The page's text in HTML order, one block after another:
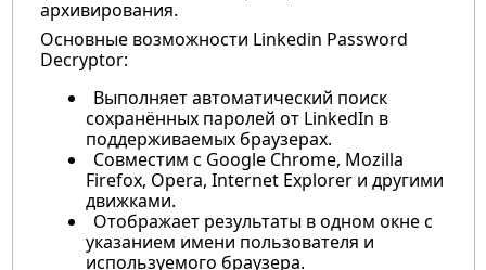
архивирования.
Основные возможности Linkedin Password
Decryptor:
Выполняет автоматический поиск
сохранённых паролей от LinkedIn в
поддерживаемых браузерах.
Совместим с Google Chrome, Mozilla
Firefox, Opera, Internet Explorer и другими
движками.
Отображает результаты в одном окне с
указанием имени пользователя и
используемого браузера.